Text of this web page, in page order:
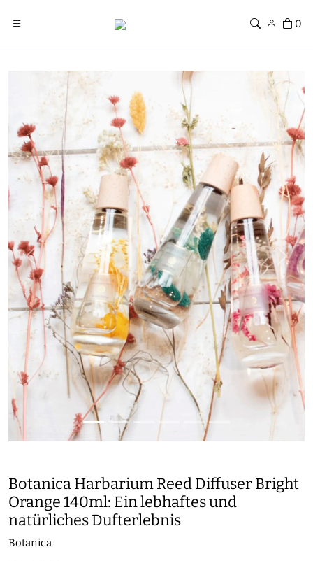
0
Previous Next
Botanica Harbarium Reed Diffuser Bright
Orange 140ml: Ein lebhaftes und
natürliches Dufterlebnis
Botanica